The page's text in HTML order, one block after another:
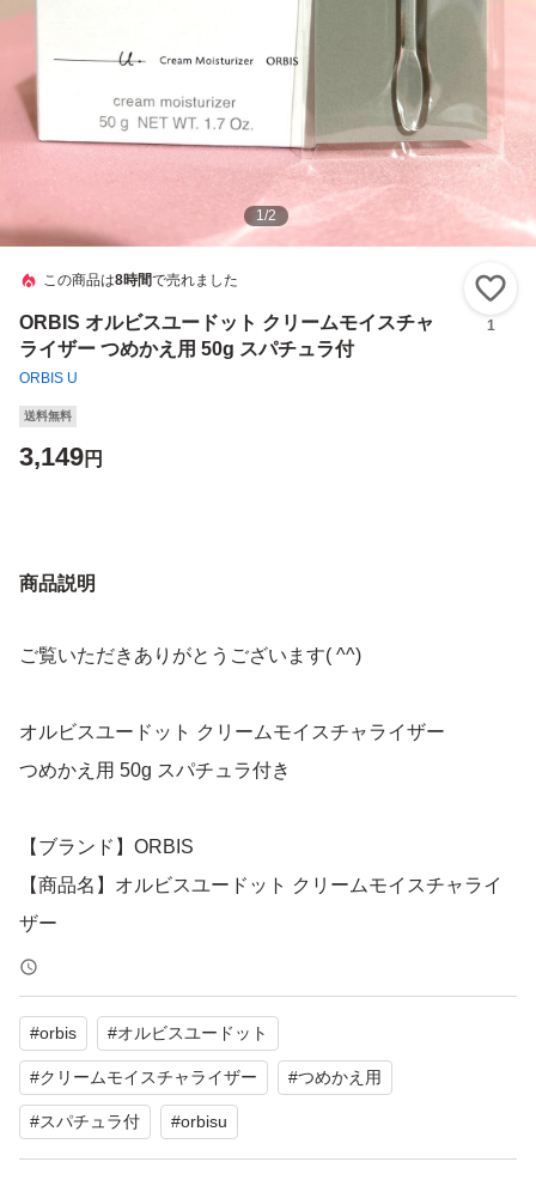
1/2
この商品は8時間で売れました
ORBIS オルビスユードット クリームモイスチャ
ライザー つめかえ用 50g スパチュラ付
ORBIS U
1
送料無料
3,149円
商品説明
ご覧いただきありがとうございます( ^^)
オルビスユードット クリームモイスチャライザー
つめかえ用 50g スパチュラ付き
【ブランド】ORBIS
【商品名】オルビスユードット クリームモイスチャライ
ザー
【内容量】50g
【付属品】スパチュラ
【商品の状態】未使用
購入時期 2026年5月
#orbis #オルビスユードット
#クリームモイスチャライザー #つめかえ用
#スパチュラ付 #orbisu